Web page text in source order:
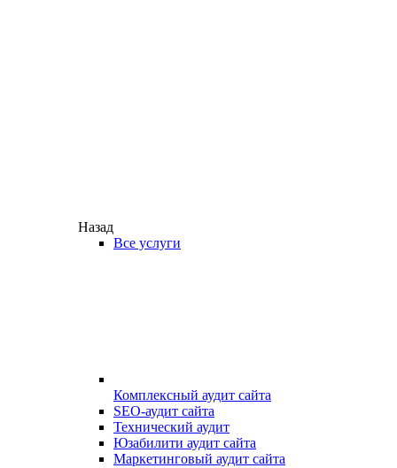
Назад
Все услуги
Комплексный аудит сайта
SEO-аудит сайта
Технический аудит
Юзабилити аудит сайта
Маркетинговый аудит сайта